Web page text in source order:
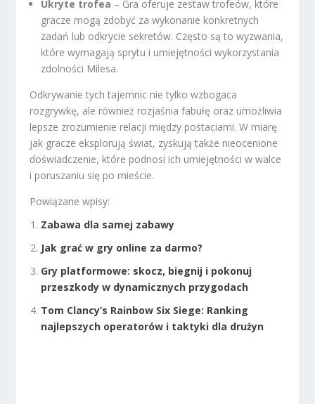
Ukryte trofea – Gra oferuje zestaw trofeów, które
gracze mogą zdobyć za wykonanie konkretnych
zadań lub odkrycie sekretów. Często są to wyzwania,
które wymagają sprytu i umiejętności wykorzystania
zdolności Milesa.
Odkrywanie tych tajemnic nie tylko wzbogaca
rozgrywkę, ale również rozjaśnia fabułę oraz umożliwia
lepsze zrozumienie relacji między postaciami. W miarę
jak gracze eksplorują świat, zyskują także nieocenione
doświadczenie, które podnosi ich umiejętności w walce
i poruszaniu się po mieście.
Powiązane wpisy:
Zabawa dla samej zabawy
Jak grać w gry online za darmo?
Gry platformowe: skocz, biegnij i pokonuj
przeszkody w dynamicznych przygodach
Tom Clancy’s Rainbow Six Siege: Ranking
najlepszych operatorów i taktyki dla drużyn